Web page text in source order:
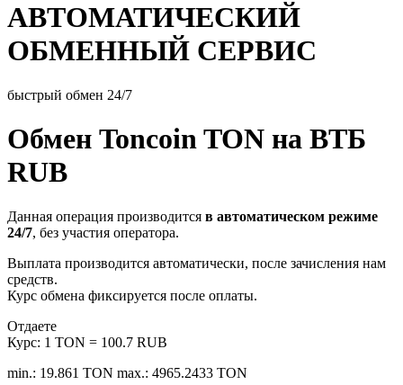
АВТОМАТИЧЕСКИЙ
ОБМЕННЫЙ СЕРВИС
быстрый обмен 24/7
Обмен Toncoin TON на ВТБ
RUB
Данная операция производится в автоматическом режиме
24/7, без участия оператора.
Выплата производится автоматически, после зачисления нам
средств.
Курс обмена фиксируется после оплаты.
Отдаете
Курс: 1 TON = 100.7 RUB
min.: 19.861 TON max.: 4965.2433 TON